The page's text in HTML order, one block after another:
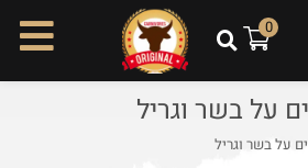
0
על בשר וגריל
על בשר וגריל